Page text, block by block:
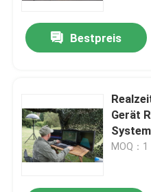
Produkte
Bestpreis
Gerät
MOQ：1